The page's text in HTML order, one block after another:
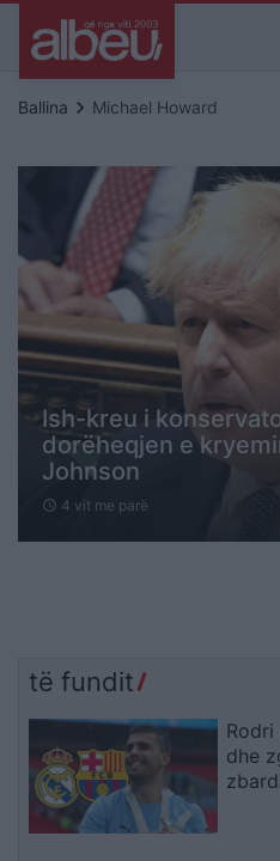
Ballina keyboard_arrow_right Michael Howard
Ish-kreu i
dorëheqjen e
Johnson
schedule 4 vit me parë
të fundit
dhe